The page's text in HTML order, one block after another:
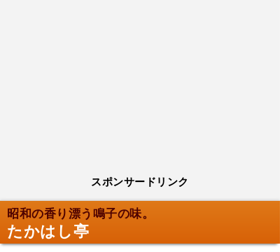
スポンサードリンク
昭和の香り漂う鳴子の味。
たかはし亭